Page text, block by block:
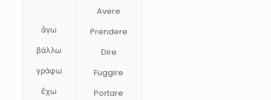
ἄγω
βάλλω
γράφω
ἔχω
Avere
Prendere
Dire
Fuggire
Portare